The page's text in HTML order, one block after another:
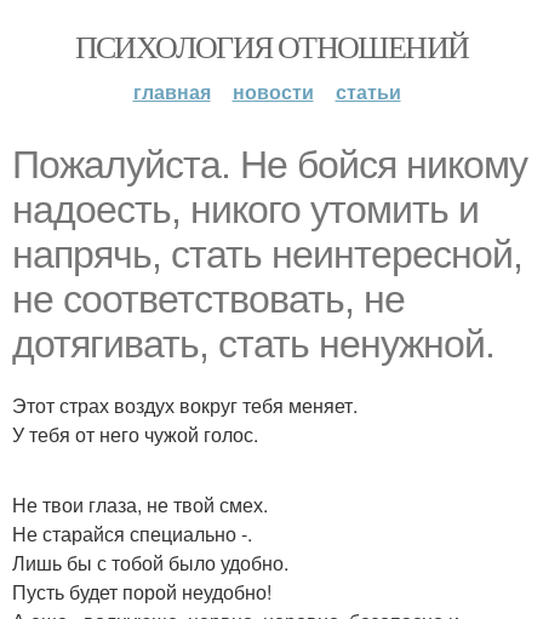
ПСИХОЛОГИЯ ОТНОШЕНИЙ
главная новости статьи
Пожалуйста. Не бойся никому
надоесть, никого утомить и
напрячь, стать неинтересной,
не соответствовать, не
дотягивать, стать ненужной.
Этот страх воздух вокруг тебя меняет.
У тебя от него чужой голос.
Не твои глаза, не твой смех.
Не старайся специально -.
Лишь бы с тобой было удобно.
Пусть будет порой неудобно!